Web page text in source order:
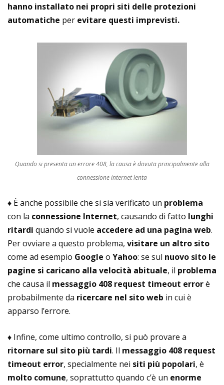
hanno installato nei propri siti delle protezioni
automatiche per evitare questi imprevisti.
Quando si presenta un errore 408, la causa è dovuta principalmente alla
connessione internet lenta
♦ È anche possibile che si sia verificato un problema
con la connessione Internet, causando di fatto lunghi
ritardi quando si vuole accedere ad una pagina web.
Per ovviare a questo problema, visitare un altro sito
come ad esempio Google o Yahoo: se sul nuovo sito le
pagine si caricano alla velocità abituale, il problema
che causa il messaggio 408 request timeout errorè
probabilmente da ricercare nel sito web in cui è
apparso l’errore.
♦ Infine, come ultimo controllo, si può provare a
ritornare sul sito più tardi. Il messaggio 408 request
timeout error, specialmente nei siti più popolari, è
molto comune, soprattutto quando c’è un enorme